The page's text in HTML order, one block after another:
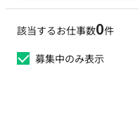
該当するお仕事数0件
募集中のみ表示